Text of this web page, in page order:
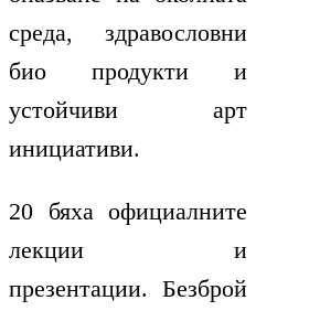
среда, здравословни
био продукти и
устойчиви арт
инициативи.
20 бяха официалните
лекции и
презентации. Безброй